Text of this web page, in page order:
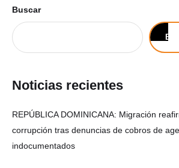
Buscar
Noticias recientes
REPÚBLICA DOMINICANA: Migración
corrupción tras denuncias de cobros de
indocumentados